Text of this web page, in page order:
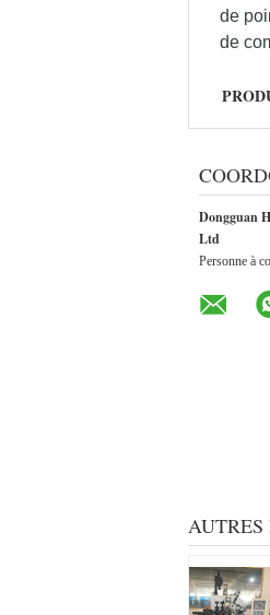
de
de
Dongguan
Ltd
Personne à
AUTRES